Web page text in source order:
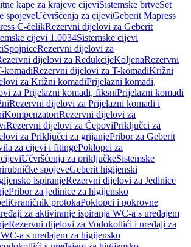
kape za krajeve cijeviSistemske brtveSet
spojeveUčvršćenja za cijeviGeberit Mapress
C-čelikRezervni dijelovi za Geberit
cijevi 1.0034Sistemske cijevi
SpojniceRezervni dijelovi za
dijelovi za RedukcijeKoljenaRezervni
komadiRezervni dijelovi za T-komadiKrižni
za Križni komadiPrijelazni komadi,
za Prijelazni komadi, fiksniPrijelazni komadi
Rezervni dijelovi za Prijelazni komadi i
KompenzatoriRezervni dijelovi za
Rezervni dijelovi za ČepoviPriključci za
za Priključci za grijanjePribor za Geberit
za cijevi i fitingePoklopci za
Učvršćenja za priključkeSistemske
spojeveGeberit higijenski
ispiranjeRezervni dijelovi za Jedinice
Pribor za jedinice za higijensko
Graničnik protokaPoklopci i pokrovne
za aktiviranje ispiranja WC-a s uređajem
Rezervni dijelovi za Vodokotlići i uređaji za
a s uređajem za higijensko